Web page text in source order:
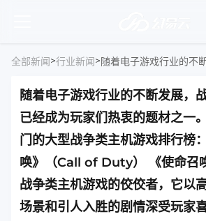
全部新闻>行业新闻>
随着电子游戏行业的不断发展，
已经成为玩家们热衷的题材之一
门的大型战争类主机游戏排行榜
唤》（Call of Duty） 《使命召
战争类主机游戏的佼佼者，它以
场景和引人入胜的剧情深受玩家